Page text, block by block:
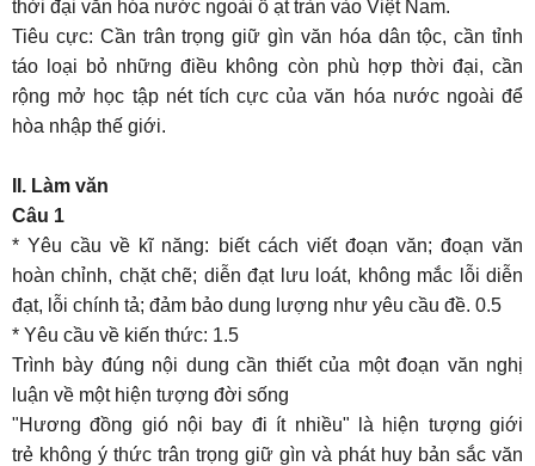
thời đại văn hóa nước ngoài ồ ạt tràn vào Việt Nam.
Tiêu cực: Cần trân trọng giữ gìn văn hóa dân tộc, cần tỉnh
táo loại bỏ những điều không còn phù hợp thời đại, cần
rộng mở học tập nét tích cực của văn hóa nước ngoài để
hòa nhập thế giới.
II. Làm văn
Câu 1
* Yêu cầu về kĩ năng: biết cách viết đoạn văn; đoạn văn
hoàn chỉnh, chặt chẽ; diễn đạt lưu loát, không mắc lỗi diễn
đạt, lỗi chính tả; đảm bảo dung lượng như yêu cầu đề. 0.5
* Yêu cầu về kiến thức: 1.5
Trình bày đúng nội dung cần thiết của một đoạn văn nghị
luận về một hiện tượng đời sống
"Hương đồng gió nội bay đi ít nhiều" là hiện tượng giới
trẻ không ý thức trân trọng giữ gìn và phát huy bản sắc văn